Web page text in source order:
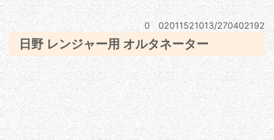
0 02011521013/270402192
日野 レンジャー用 オルタネーター